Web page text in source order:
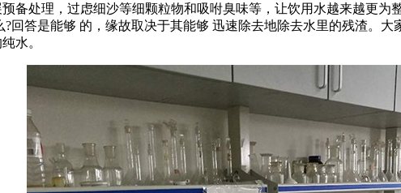
备处理，过虑细沙等细颗粒物和吸咐臭味等，让饮用水越来越更
回答是能够 的，缘故取决于其能够 迅速除去地除去水里的残渣。
水。